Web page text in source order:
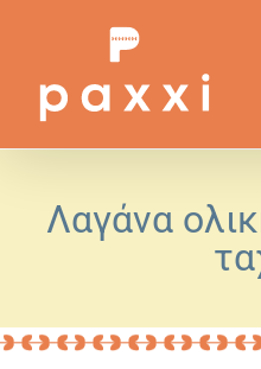
περιεχόμενο
Λαγάνα